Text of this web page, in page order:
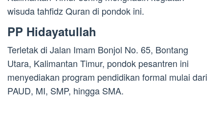
wisuda tahfidz Quran di pondok ini.
PP Hidayatullah
Terletak di Jalan Imam Bonjol No. 65, Bontang
Utara, Kalimantan Timur, pondok pesantren ini
menyediakan program pendidikan formal mulai dari
PAUD, MI, SMP, hingga SMA.